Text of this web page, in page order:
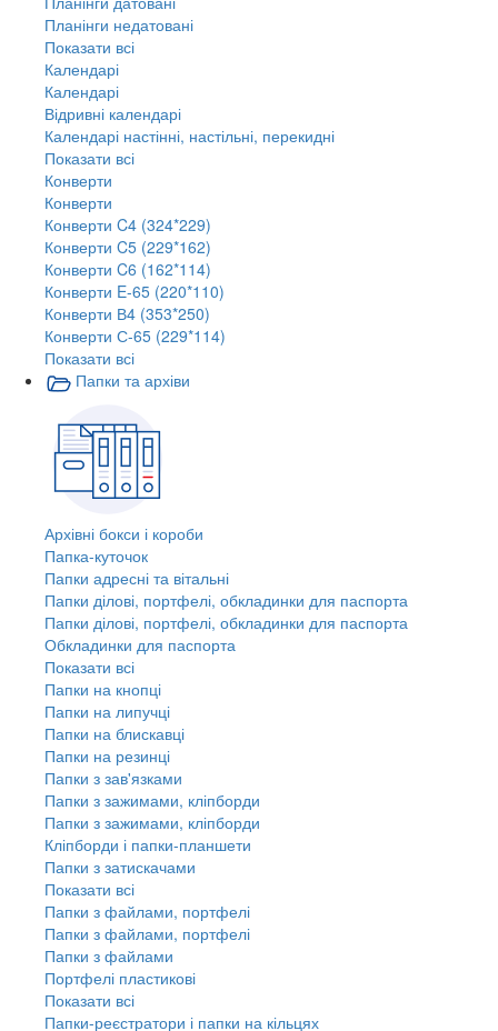
Планінги недатовані
Показати всі
Календарі
Календарі
Відривні календарі
Календарі настінні, настільні, перекидні
Показати всі
Конверти
Конверти
Конверти C4 (324*229)
Конверти C5 (229*162)
Конверти C6 (162*114)
Конверти E-65 (220*110)
Конверти В4 (353*250)
Конверти С-65 (229*114)
Показати всі
Папки та архіви
Архівні бокси і короби
Папка-куточок
Папки адресні та вітальні
Папки ділові, портфелі, обкладинки для паспорта
Папки ділові, портфелі, обкладинки для паспорта
Обкладинки для паспорта
Показати всі
Папки на кнопці
Папки на липучці
Папки на блискавці
Папки на резинці
Папки з зав'язками
Папки з зажимами, кліпборди
Папки з зажимами, кліпборди
Кліпборди і папки-планшети
Папки з затискачами
Показати всі
Папки з файлами, портфелі
Папки з файлами, портфелі
Папки з файлами
Портфелі пластикові
Показати всі
Папки-реєстратори і папки на кільцях